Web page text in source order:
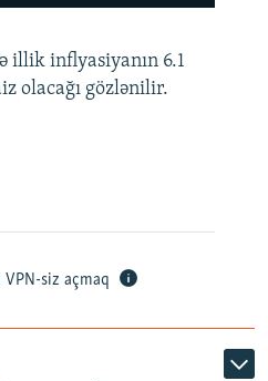
360p
480p
illik inflyasiyanın 6.1
olacağı gözlənilir.
VPN-siz açmaq